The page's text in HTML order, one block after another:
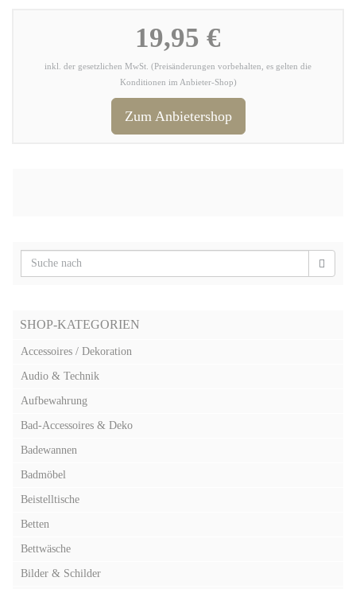
19,95 €
inkl. der gesetzlichen MwSt. (Preisänderungen vorbehalten, es gelten die
Konditionen im Anbieter-Shop)
Zum Anbietershop
SHOP-KATEGORIEN
Accessoires / Dekoration
Audio & Technik
Aufbewahrung
Bad-Accessoires & Deko
Badewannen
Badmöbel
Beistelltische
Betten
Bettwäsche
Bilder & Schilder